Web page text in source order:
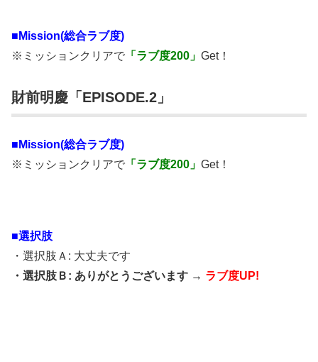
■Mission(総合ラブ度)
※ミッションクリアで 「ラブ度200」 Get！
財前明慶「EPISODE.2」
■Mission(総合ラブ度)
※ミッションクリアで 「ラブ度200」 Get！
■選択肢
・選択肢Ａ: 大丈夫です
・選択肢Ｂ: ありがとうございます → ラブ度UP!